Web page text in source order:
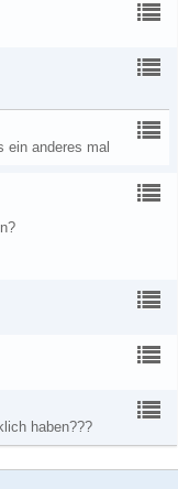
anderes mal
haben???